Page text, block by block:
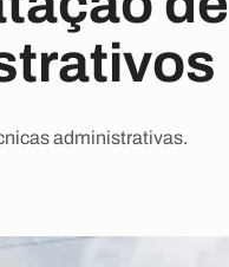
administrativas.